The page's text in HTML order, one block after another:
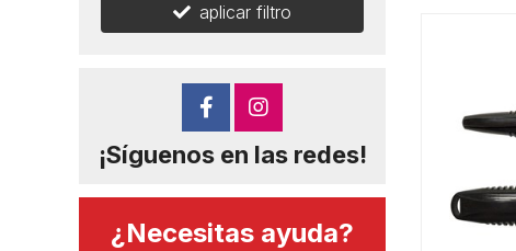
aplicar filtro
¡Síguenos en las redes!
¿Necesitas ayuda?